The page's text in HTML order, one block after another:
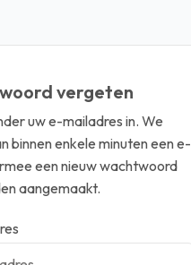
vergeten
uw e-mailadres in. We
binnen enkele minuten een e-
een nieuw wachtwoord
aangemaakt.